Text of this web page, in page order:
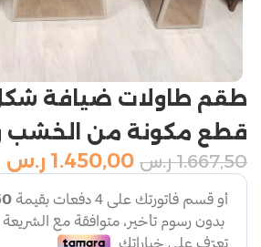
قطع مكونة من الخشب
1.667,50 ر.س 1.450,00 ر.س